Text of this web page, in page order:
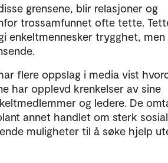
grensene, blir relasjoner og
trossamfunnet ofte tette.
enkeltmennesker trygghet, men
flere oppslag i media vist
har opplevd krenkelser av sine
og ledere. De
annet handlet om sterk sosial
muligheter til å søke hjelp